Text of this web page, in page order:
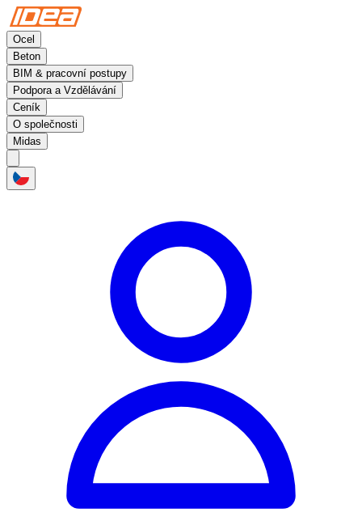
Ocel
Beton
BIM & pracovní postupy
Podpora a Vzdělávání
Ceník
O společnosti
Midas